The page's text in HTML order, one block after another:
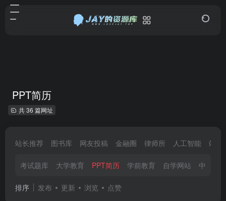
PPT简历
共 36 篇网址
站长推荐 图书库 网友投稿 金融圈 律师所 人工智能 站长
考试题库 大学教育 PPT简历 学前教育 自学网站 中高小
排序 发布 更新 浏览 点赞